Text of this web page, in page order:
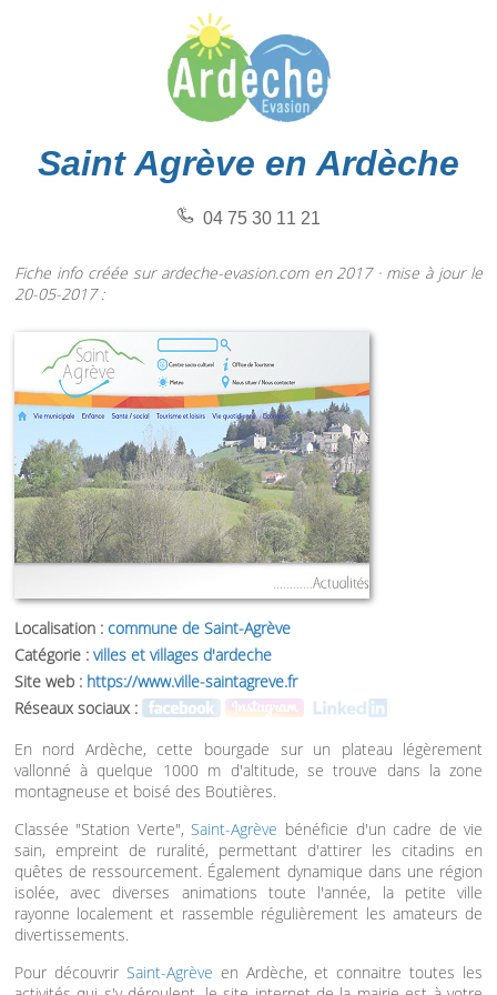
Saint Agrève en Ardèche
04 75 30 11 21
Fiche info créée sur ardeche-evasion.com en 2017 · mise à jour le
20-05-2017 :
Localisation : commune de Saint-Agrève
Catégorie : villes et villages d'ardeche
Site web : https://www.ville-saintagreve.fr
Réseaux sociaux :
En nord Ardèche, cette bourgade sur un plateau légèrement
vallonné à quelque 1000 m d'altitude, se trouve dans la zone
montagneuse et boisé des Boutières.
Classée "Station Verte",Saint-Agrève bénéficie d'un cadre de vie
sain, empreint de ruralité, permettant d'attirer les citadins en
quêtes de ressourcement. Également dynamique dans une région
isolée, avec diverses animations toute l'année, la petite ville
rayonne localement et rassemble régulièrement les amateurs de
divertissements.
Pour découvrir Saint-Agrève en Ardèche, et connaitre toutes les